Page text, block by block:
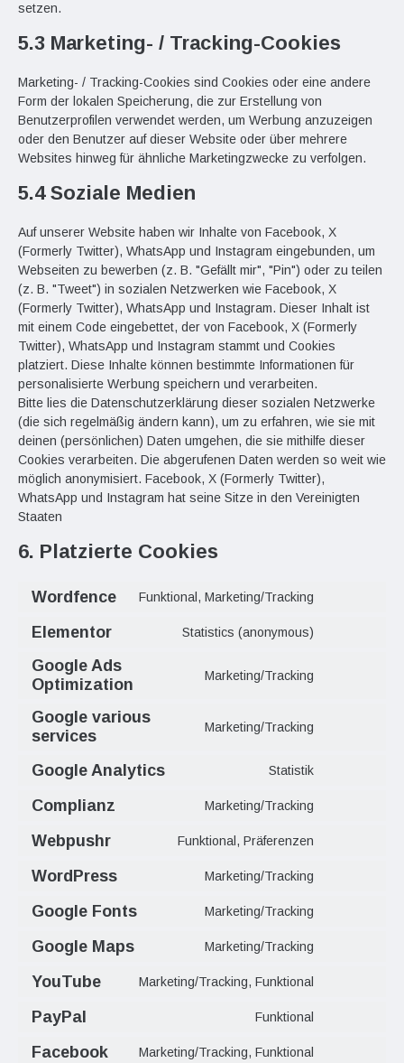
setzen.
5.3 Marketing- / Tracking-Cookies
Marketing- / Tracking-Cookies sind Cookies oder eine andere
Form der lokalen Speicherung, die zur Erstellung von
Benutzerprofilen verwendet werden, um Werbung anzuzeigen
oder den Benutzer auf dieser Website oder über mehrere
Websites hinweg für ähnliche Marketingzwecke zu verfolgen.
5.4 Soziale Medien
Auf unserer Website haben wir Inhalte von Facebook, X
(Formerly Twitter), WhatsApp und Instagram eingebunden, um
Webseiten zu bewerben (z. B. "Gefällt mir", "Pin") oder zu teilen
(z. B. "Tweet") in sozialen Netzwerken wie Facebook, X
(Formerly Twitter), WhatsApp und Instagram. Dieser Inhalt ist
mit einem Code eingebettet, der von Facebook, X (Formerly
Twitter), WhatsApp und Instagram stammt und Cookies
platziert. Diese Inhalte können bestimmte Informationen für
personalisierte Werbung speichern und verarbeiten.
Bitte lies die Datenschutzerklärung dieser sozialen Netzwerke
(die sich regelmäßig ändern kann), um zu erfahren, wie sie mit
deinen (persönlichen) Daten umgehen, die sie mithilfe dieser
Cookies verarbeiten. Die abgerufenen Daten werden so weit wie
möglich anonymisiert. Facebook, X (Formerly Twitter),
WhatsApp und Instagram hat seine Sitze in den Vereinigten
Staaten
6. Platzierte Cookies
Wordfence Funktional, Marketing/Tracking
Elementor Statistics (anonymous)
Google Ads
Optimization
Marketing/Tracking
Google various
services
Marketing/Tracking
Google Analytics Statistik
Complianz Marketing/Tracking
Webpushr Funktional, Präferenzen
WordPress Marketing/Tracking
Google Fonts Marketing/Tracking
Google Maps Marketing/Tracking
YouTube Marketing/Tracking, Funktional
PayPal Funktional
Facebook Marketing/Tracking, Funktional